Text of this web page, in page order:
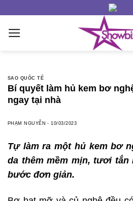
content
SAO QUỐC TẾ
Bí quyết làm hủ kem bơ
ngay tại nhà
PHẠM NGUYỄN -10/03/2023
Tự làm ra một hủ kem bơ
da thêm mềm mịn, tươi tắn
bước đơn giản.